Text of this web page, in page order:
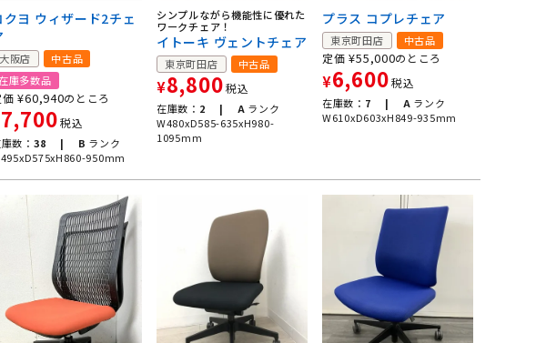
クヨ ウィザード2チェ
大阪店
中古品
在庫多数品
価 ¥60,940のところ
7,700税込
数： 38 | B ランク
950mm
シンプルながら機能性に優れた
ワークチェア！
イトーキ ヴェントチェア
東京町田店 中古品
¥8,800税込
在庫数： 2 | A ランク
W480xD585-635xH980-
1095mm
プラス コプレチェア
東京町田店 中古品
定価 ¥55,000のところ
¥6,600税込
在庫数： 7 | A ランク
W610xD603xH849-935mm